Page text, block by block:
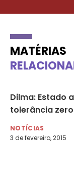
MATÉRIAS
Dilma: Estado
tolerância
NOTÍCIAS
3 de fevereiro, 2015